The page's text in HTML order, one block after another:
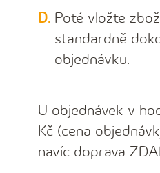
Poté vložte
standardně
objednávku.
U objednávek v
Kč (cena
navíc doprava